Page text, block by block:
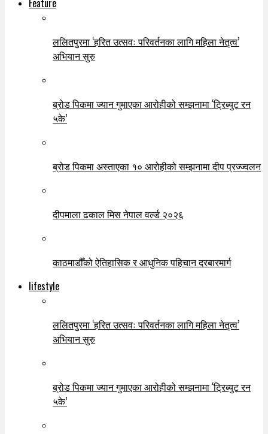
Feature
ललितपुरमा ‘हरित उत्सवः परिवर्तनका लागि महिला नेतृत्व’
अभियान सुरु
ब्रोड पिकमा ज्यान गुमाएका आरोहीको सम्झनामा ‘ट्रिब्युट रन
५के’
ब्रोड पिकमा अस्ताएका १० आरोहीको सम्झनामा दीप प्रज्ज्वलन
दीपमाला ढकाल मिस नेपाल वर्ल्ड २०२६
काठमाडौँको ऐतिहासिक र आधुनिक पहिचान दरबारमार्ग
lifestyle
ललितपुरमा ‘हरित उत्सवः परिवर्तनका लागि महिला नेतृत्व’
अभियान सुरु
ब्रोड पिकमा ज्यान गुमाएका आरोहीको सम्झनामा ‘ट्रिब्युट रन
५के’